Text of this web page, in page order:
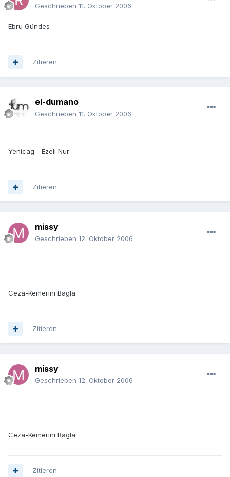
Geschrieben 11. Oktober 2006
Ebru Gündes
Zitieren
el-dumano
Geschrieben 11. Oktober 2006
Yenicag - Ezeli Nur
Zitieren
missy
Geschrieben 12. Oktober 2006
Ceza-Kemerini Bagla
Zitieren
missy
Geschrieben 12. Oktober 2006
Ceza-Kemerini Bagla
Zitieren